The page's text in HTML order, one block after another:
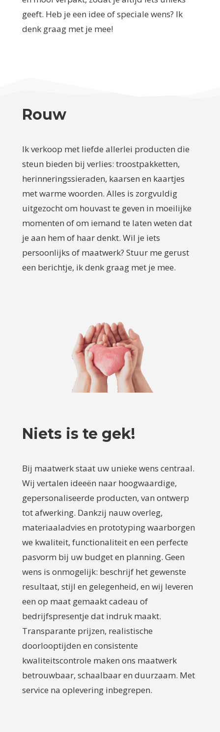
geeft. Heb je een idee of speciale wens? Ik
denk graag met je mee!
Rouw
Ik verkoop met liefde allerlei producten die
steun bieden bij verlies: troostpakketten,
herinneringssieraden, kaarsen en kaartjes
met warme woorden. Alles is zorgvuldig
uitgezocht om houvast te geven in moeilijke
momenten of om iemand te laten weten dat
je aan hem of haar denkt. Wil je iets
persoonlijks of maatwerk? Stuur me gerust
een berichtje, ik denk graag met je mee.
Niets is te gek!
Bij maatwerk staat uw unieke wens centraal.
Wij vertalen ideeën naar hoogwaardige,
gepersonaliseerde producten, van ontwerp
tot afwerking. Dankzij nauw overleg,
materiaaladvies en prototyping waarborgen
we kwaliteit, functionaliteit en een perfecte
pasvorm bij uw budget en planning. Geen
wens is onmogelijk: beschrijf het gewenste
resultaat, stijl en gelegenheid, en wij leveren
een op maat gemaakt cadeau of
bedrijfspresentje dat indruk maakt.
Transparante prijzen, realistische
doorlooptijden en consistente
kwaliteitscontrole maken ons maatwerk
betrouwbaar, schaalbaar en duurzaam. Met
service na oplevering inbegrepen.